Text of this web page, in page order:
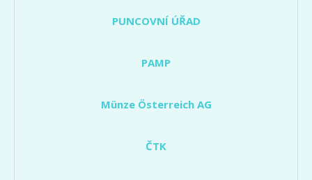
PUNCOVNÍ ÚŘAD
PAMP
Münze Österreich AG
ČTK